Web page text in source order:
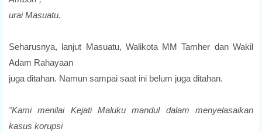
urai Masuatu.
Seharusnya, lanjut Masuatu, Walikota MM Tamher dan Wakil
Adam Rahayaan
juga ditahan. Namun sampai saat ini belum juga ditahan.
"Kami menilai Kejati Maluku mandul dalam menyelasaikan
kasus korupsi